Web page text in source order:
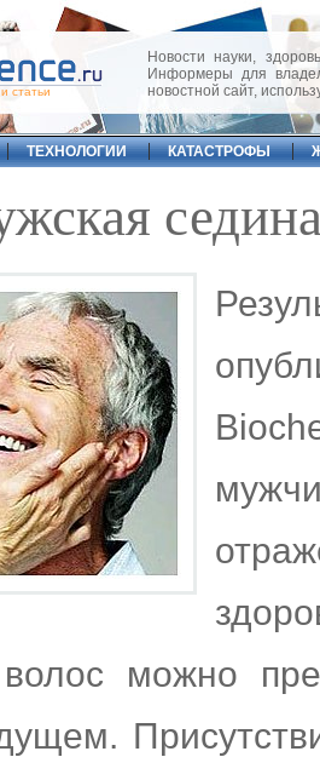
статьи
Новости науки,
Информеры для
новостной сайт,
ТЕХНОЛОГИИ КАТАСТРОФЫ
можно